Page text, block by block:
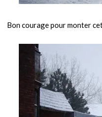
Bon courage pour monter